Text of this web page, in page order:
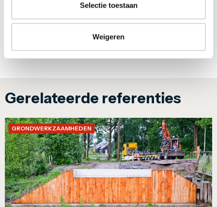
Selectie toestaan
Weigeren
Onderhoud
Gerelateerde referenties
GRONDWERKZAAMHEDEN